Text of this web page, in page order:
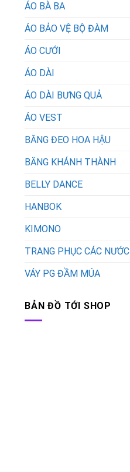
ÁO BÀ BA
ÁO BẢO VỆ BỘ ĐÀM
ÁO CƯỚI
ÁO DÀI
ÁO DÀI BƯNG QUẢ
ÁO VEST
BĂNG ĐEO HOA HẬU
BĂNG KHÁNH THÀNH
BELLY DANCE
HANBOK
KIMONO
TRANG PHỤC CÁC NƯỚC
VÁY PG ĐẦM MÚA
BẢN ĐỒ TỚI SHOP